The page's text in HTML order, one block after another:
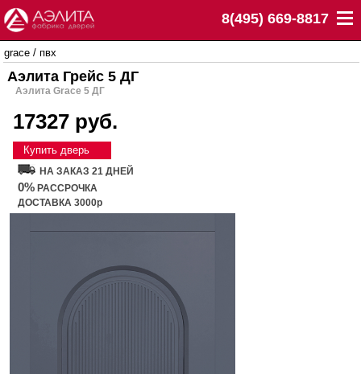
8(495) 669-8817
grace / пвх
Аэлита Грейс 5 ДГ
Аэлита Grace 5 ДГ
17327 руб.
Купить дверь
НА ЗАКАЗ 21 ДНЕЙ
0% РАССРОЧКА
ДОСТАВКА 3000р